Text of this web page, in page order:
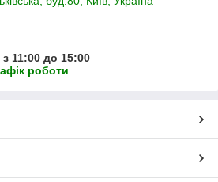
11:00 до 15:00
роботи